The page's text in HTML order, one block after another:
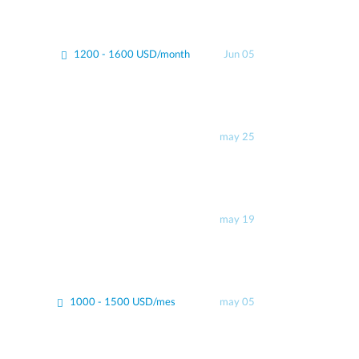
1200 - 1600 USD/month Jun 05
may 25
may 19
1000 - 1500 USD/mes may 05